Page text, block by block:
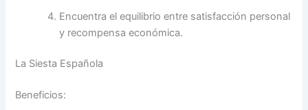
Encuentra el equilibrio entre satisfacción personal
y recompensa económica.
La Siesta Española
Beneficios: